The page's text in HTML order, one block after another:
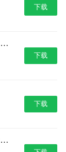
下载
喵喵餐厅物语官网_喵喵餐厅物语
下载
下载
我的枪有子弹英文_我的枪有子弹